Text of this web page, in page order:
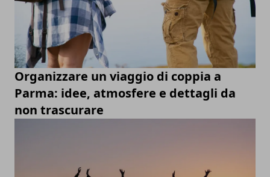
Organizzare un viaggio di coppia a
Parma: idee, atmosfere e dettagli da
non trascurare